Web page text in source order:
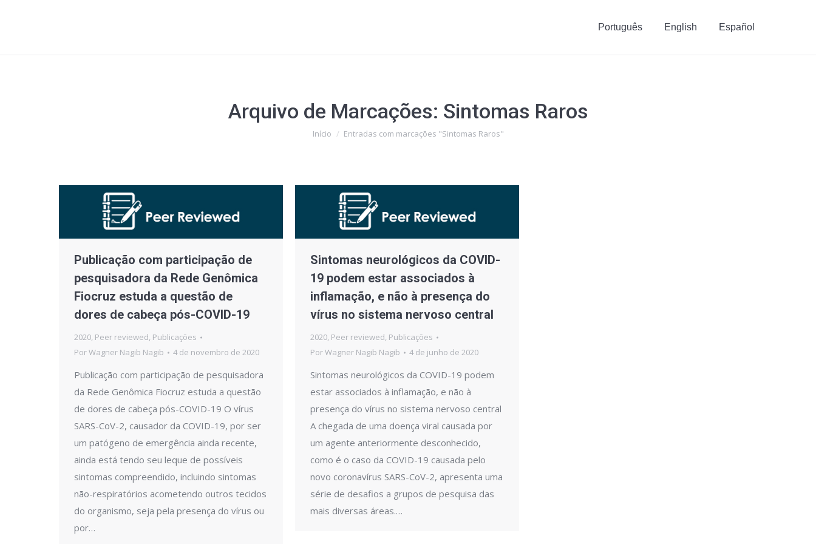
Português English Español
Arquivo de Marcações: Sintomas Raros
Você está aqui:
Início Entradas com marcações "Sintomas Raros"
Publicação com participação de
pesquisadora da Rede Genômica
Fiocruz estuda a questão de
dores de cabeça pós-COVID-19
2020, Peer reviewed, Publicações
PorWagner Nagib Nagib 4 de novembro de 2020
Publicação com participação de pesquisadora
da Rede Genômica Fiocruz estuda a questão
de dores de cabeça pós-COVID-19 O vírus
SARS-CoV-2, causador da COVID-19, por ser
um patógeno de emergência ainda recente,
ainda está tendo seu leque de possíveis
sintomas compreendido, incluindo sintomas
não-respiratórios acometendo outros tecidos
do organismo, seja pela presença do vírus ou
por…
Sintomas neurológicos da COVID-
19 podem estar associados à
inflamação, e não à presença do
vírus no sistema nervoso central
2020, Peer reviewed, Publicações
PorWagner Nagib Nagib 4 de junho de 2020
Sintomas neurológicos da COVID-19 podem
estar associados à inflamação, e não à
presença do vírus no sistema nervoso central
A chegada de uma doença viral causada por
um agente anteriormente desconhecido,
como é o caso da COVID-19 causada pelo
novo coronavírus SARS-CoV-2, apresenta uma
série de desafios a grupos de pesquisa das
mais diversas áreas.…